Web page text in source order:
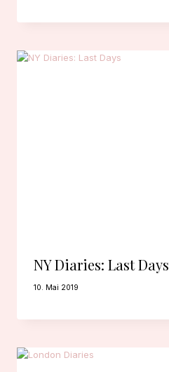
NY Diaries: Last Days
10. Mai 2019